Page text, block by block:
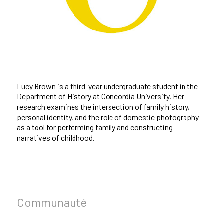
Lucy Brown is a third-year undergraduate student in the
Department of History at Concordia University. Her
research examines the intersection of family history,
personal identity, and the role of domestic photography
as a tool for performing family and constructing
narratives of childhood.
Communauté